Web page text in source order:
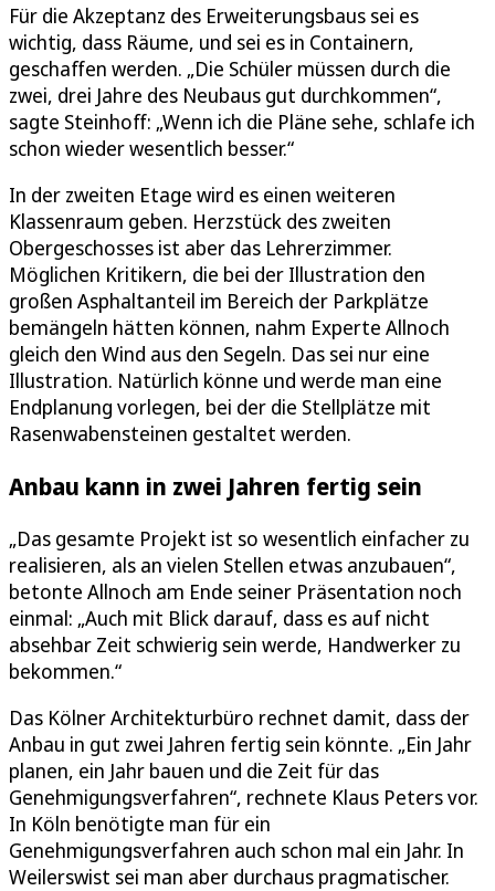
Für die Akzeptanz des Erweiterungsbaus sei es
wichtig, dass Räume, und sei es in Containern,
geschaffen werden. „Die Schüler müssen durch die
zwei, drei Jahre des Neubaus gut durchkommen“,
sagte Steinhoff: „Wenn ich die Pläne sehe, schlafe ich
schon wieder wesentlich besser.“
In der zweiten Etage wird es einen weiteren
Klassenraum geben. Herzstück des zweiten
Obergeschosses ist aber das Lehrerzimmer.
Möglichen Kritikern, die bei der Illustration den
großen Asphaltanteil im Bereich der Parkplätze
bemängeln hätten können, nahm Experte Allnoch
gleich den Wind aus den Segeln. Das sei nur eine
Illustration. Natürlich könne und werde man eine
Endplanung vorlegen, bei der die Stellplätze mit
Rasenwabensteinen gestaltet werden.
Anbau kann in zwei Jahren fertig sein
„Das gesamte Projekt ist so wesentlich einfacher zu
realisieren, als an vielen Stellen etwas anzubauen“,
betonte Allnoch am Ende seiner Präsentation noch
einmal: „Auch mit Blick darauf, dass es auf nicht
absehbar Zeit schwierig sein werde, Handwerker zu
bekommen.“
Das Kölner Architekturbüro rechnet damit, dass der
Anbau in gut zwei Jahren fertig sein könnte. „Ein Jahr
planen, ein Jahr bauen und die Zeit für das
Genehmigungsverfahren“, rechnete Klaus Peters vor.
In Köln benötigte man für ein
Genehmigungsverfahren auch schon mal ein Jahr. In
Weilerswist sei man aber durchaus pragmatischer.